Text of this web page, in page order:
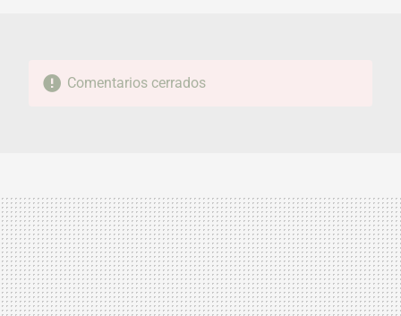
Comentarios cerrados